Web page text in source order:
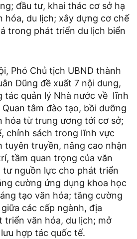
đầu tư, khai thác cơ sở hạ
hóa, du lịch; xây dựng cơ chế
trong phát triển du lịch biển
Phó Chủ tịch UBND thành
Dũng đề xuất 7 nội dung,
tác quản lý Nhà nước về lĩnh
tâm đào tạo, bồi dưỡng
hóa từ trung ương tới cơ sở;
chính sách trong lĩnh vực
tuyên truyền, nâng cao nhận
tầm quan trọng của văn
tư nguồn lực cho phát triển
cường ứng dụng khoa học
tạo văn hóa; tăng cường
các cấp ngành, địa
văn hóa, du lịch; mở
hợp tác quốc tế.